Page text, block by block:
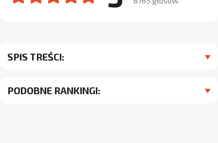
SPIS TREŚCI:
PODOBNE RANKINGI: